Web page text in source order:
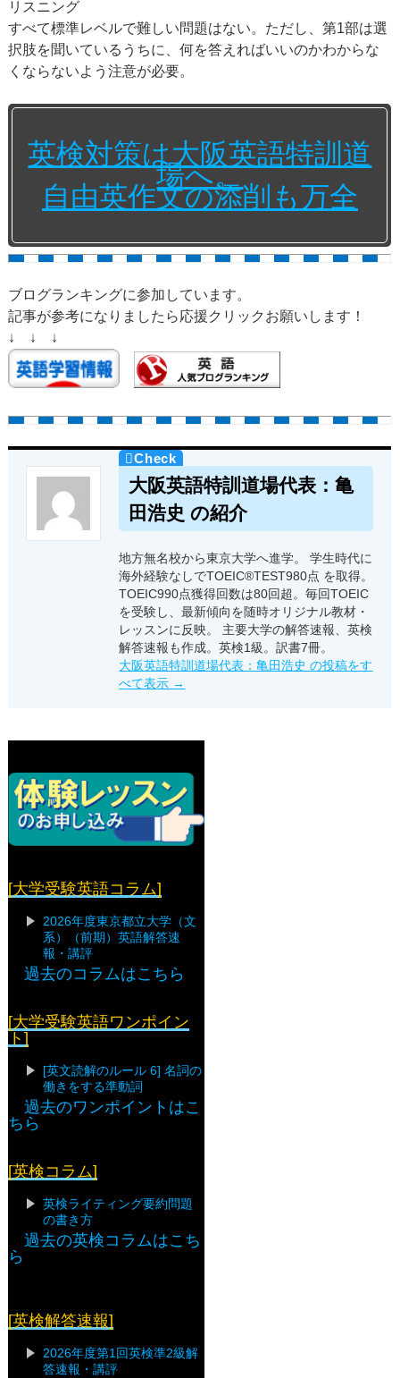
リスニング
すべて標準レベルで難しい問題はない。ただし、第1部は選
択肢を聞いているうちに、何を答えればいいのかわからな
くならないよう注意が必要。
英検対策は大阪英語特訓道
場へ。
自由英作文の添削も万全
ブログランキングに参加しています。
記事が参考になりましたら応援クリックお願いします！
↓ ↓ ↓
大阪英語特訓道場代表：亀
田浩史 の紹介
地方無名校から東京大学へ進学。 学生時代に
海外経験なしでTOEIC®TEST980点 を取得。
TOEIC990点獲得回数は80回超。毎回TOEIC
を受験し、最新傾向を随時オリジナル教材・
レッスンに反映。 主要大学の解答速報、英検
解答速報も作成。英検1級。訳書7冊。
大阪英語特訓道場代表：亀田浩史 の投稿をす
べて表示 →
[大学受験英語コラム]
2026年度東京都立大学（文
系）（前期）英語解答速
報・講評
過去のコラムはこちら
[大学受験英語ワンポイン
ト]
[英文読解のルール 6] 名詞の
働きをする準動詞
過去のワンポイントはこ
ちら
[英検コラム]
英検ライティング要約問題
の書き方
過去の英検コラムはこち
ら
[英検解答速報]
2026年度第1回英検準2級解
答速報・講評